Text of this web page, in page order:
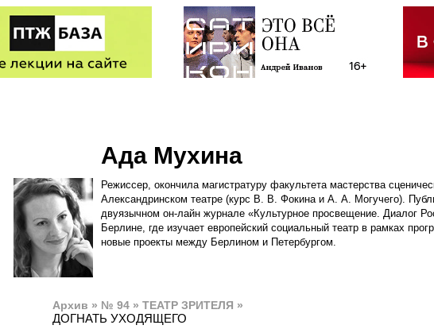
Ада Мухина
Режиссер, окончила магистратуру факультета мастерства
Александринском театре (курс В. В. Фокина и А. А. Могучего).
двуязычном он-лайн журнале «Культурное просвещение. Диалог
Берлине, где изучает европейский социальный театр в рамках
новые проекты между Берлином и Петербургом.
Архив » № 94 » ТЕАТР ЗРИТЕЛЯ »
ДОГНАТЬ УХОДЯЩЕГО